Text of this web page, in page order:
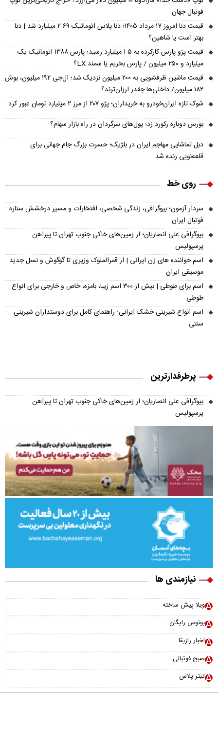
فوتبال جهان
قیمت دنا امروز ۱۷ مرداد ۱۴۰۵؛ دنا پلاس اتوماتیک ۲.۶۹ میلیارد شد | دنا
بهتر است یا شاهین؟
قیمت پژو پارس کارکرده به ۱.۵ میلیارد رسید؛ پارس ۱۳۸۸ اتوماتیک یک
میلیارد و ۲۵۰ میلیون / پارس بخریم یا سمند LX؟
قیمت ماشین ظرفشویی به ۲۰۰ میلیون نزدیک شد؛ ال‌جی ۱۹۲ میلیون، بوش
۱۸۲ میلیون/ داخلی‌ها چقدر ارزان‌ترند؟
شوک تازه ایران‌خودرو به خریداران؛ پژو ۲۰۷ از مرز ۲ میلیارد تومان عبور کرد
بورس دوباره رکورد زد؛ پول‌های سرگردان در راه بازار سهام؟
دبل تماشایی مهاجم ایران در بلژیک؛ حسرت بزرگ جام جهانی برای
قلعه‌نویی زنده شد
روی خط
سردار آزمون؛ بیوگرافی، زندگی شخصی، افتخارات و مسیر درخشش ستاره
فوتبال ایران
بیوگرافی علی انصاریان؛ از زمین‌های خاکی جنوب تهران تا پیراهن
پرسپولیس
اسم خواننده های زن ایرانی | از قمرالملوک وزیری تا گوگوش و نسل جدید
موسیقی ایران
اسم برای طوطی | بیش از ۳۰۰ اسم زیبا، بامزه، خاص و خارجی برای انواع
طوطی
اسم انواع شیرینی خشک ایرانی: راهنمای کامل برای دوستداران شیرینی
سنتی
پرطرفدارترین
بیوگرافی علی انصاریان؛ از زمین‌های خاکی جنوب تهران تا پیراهن
پرسپولیس
نیازمندی ها
ویلا پیش ساخته
بونوس رایگان
اخبار رازبقا
صبح فوتبالی
تیتر پلاس